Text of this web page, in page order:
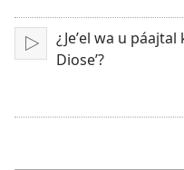
videooʼ
idiomail
Paxe
¿Jeʼel wa u
Dioseʼ?